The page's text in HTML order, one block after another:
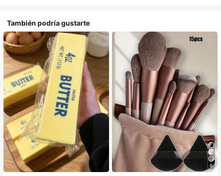
También podría gustarte
6